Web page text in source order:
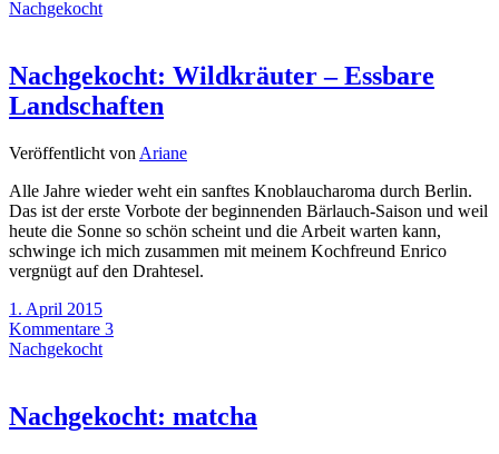
Nachgekocht
Nachgekocht: Wildkräuter – Essbare
Landschaften
Veröffentlicht von Ariane
Alle Jahre wieder weht ein sanftes Knoblaucharoma durch Berlin.
Das ist der erste Vorbote der beginnenden Bärlauch-Saison und weil
heute die Sonne so schön scheint und die Arbeit warten kann,
schwinge ich mich zusammen mit meinem Kochfreund Enrico
vergnügt auf den Drahtesel.
1. April 2015
Kommentare 3
Nachgekocht
Nachgekocht: matcha